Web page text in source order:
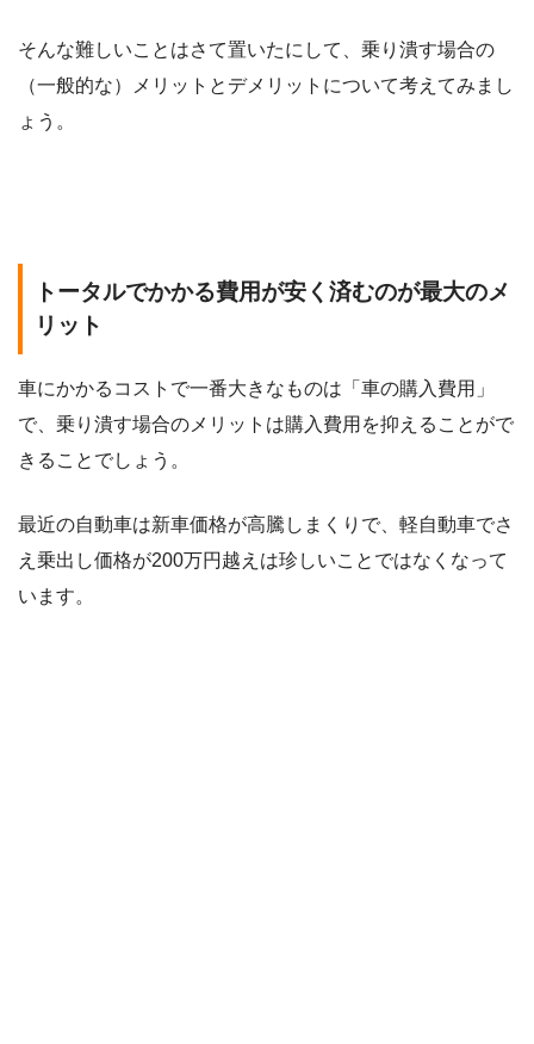
そんな難しいことはさて置いたにして、乗り潰す場合の
（一般的な）メリットとデメリットについて考えてみまし
ょう。
トータルでかかる費用が安く済むのが最大のメ
リット
車にかかるコストで一番大きなものは「車の購入費用」
で、乗り潰す場合のメリットは購入費用を抑えることがで
きることでしょう。
最近の自動車は新車価格が高騰しまくりで、軽自動車でさ
え乗出し価格が200万円越えは珍しいことではなくなって
います。